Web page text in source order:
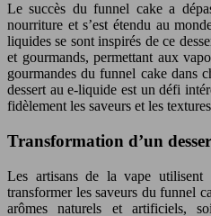
Le succès du funnel cake a
nourriture et s’est étendu au
liquides se sont inspirés de ce
et gourmands, permettant aux
gourmandes du funnel cake dans
dessert au e-liquide est un défi
fidèlement les saveurs et les
Transformation d’un
Les artisans de la vape utilisent
transformer les saveurs du funnel
arômes naturels et artificiels,